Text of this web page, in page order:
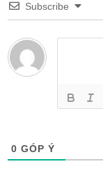
Subscribe
0 GÓP Ý